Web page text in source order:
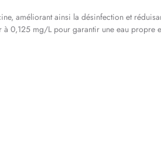
améliorant ainsi la désinfection et
0,125 mg/L pour garantir une eau propre